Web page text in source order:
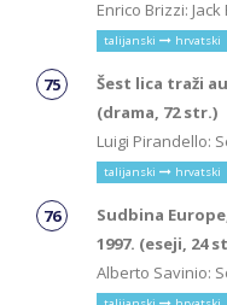
Enrico Brizzi:
talijanski hrvatski
Šest lica traži
(drama, 72 str.)
Luigi Pirandello:
talijanski hrvatski
Sudbina
1997. (eseji, 24
Alberto Savinio: